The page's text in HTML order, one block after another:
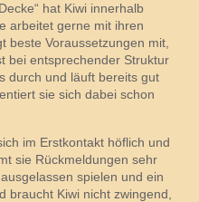
hat Kiwi innerhalb
arbeitet gerne mit ihren
beste Voraussetzungen mit,
bei entsprechender Struktur
durch und läuft bereits gut
sie sich dabei schon
im Erstkontakt höflich und
sie Rückmeldungen sehr
spielen und ein
braucht Kiwi nicht zwingend,